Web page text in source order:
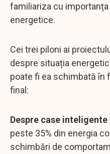
familiariza cu
energetice.
Cei trei piloni ai
despre situația
poate fi ea schimbată
final:
Despre case inteligente
peste 35% din energia
schimbări de